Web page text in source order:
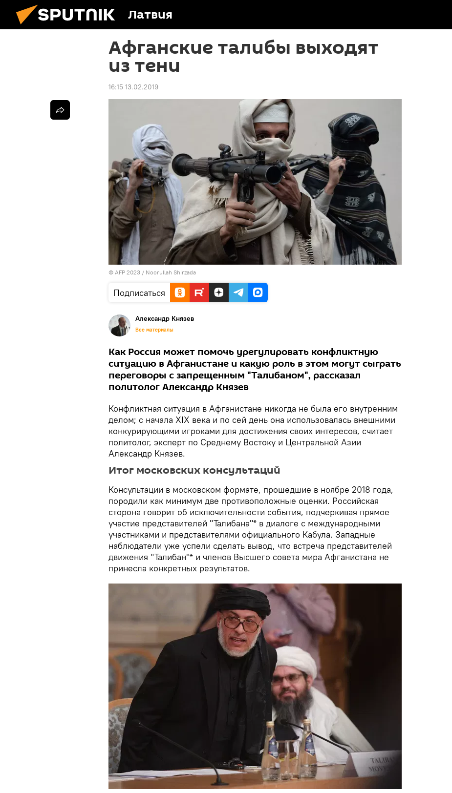
Латвия
Афганские талибы выходят
из тени
16:15 13.02.2019
© AFP 2023 / Noorullah Shirzada
Подписаться
Александр Князев
Все материалы
Как Россия может помочь урегулировать конфликтную
ситуацию в Афганистане и какую роль в этом могут сыграть
переговоры с запрещенным "Талибаном", рассказал
политолог Александр Князев
Конфликтная ситуация в Афганистане никогда не была его внутренним
делом; с начала XIX века и по сей день она использовалась внешними
конкурирующими игроками для достижения своих интересов, считает
политолог, эксперт по Среднему Востоку и Центральной Азии
Александр Князев.
Итог московских консультаций
Консультации в московском формате, прошедшие в ноябре 2018 года,
породили как минимум две противоположные оценки. Российская
сторона говорит об исключительности события, подчеркивая прямое
участие представителей "Талибана"* в диалоге с международными
участниками и представителями официального Кабула. Западные
наблюдатели уже успели сделать вывод, что встреча представителей
движения "Талибан"* и членов Высшего совета мира Афганистана не
принесла конкретных результатов.